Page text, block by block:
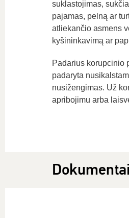
suklastojimas,
pajamas, pelną ar
atliekančio asmens
kyšininkavimą ar
Padarius korupcinio
padaryta
nusižengimas. Už
apribojimu arba
Dokumentai